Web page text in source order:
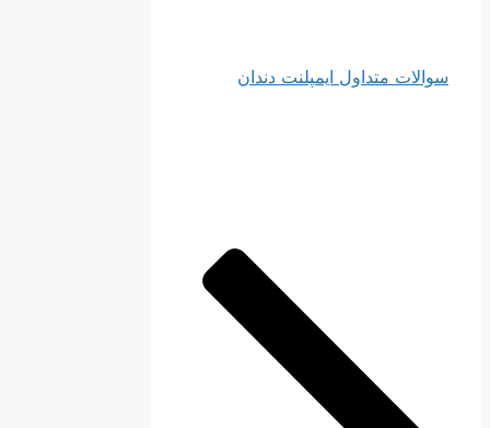
سوالات متداول ایمپلنت دندان